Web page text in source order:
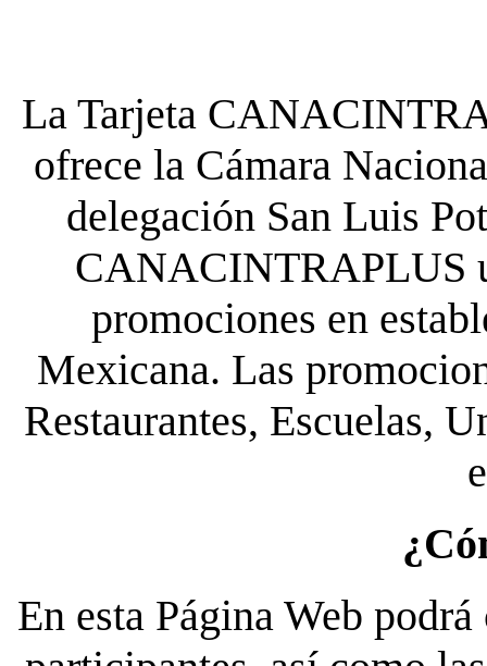
La Tarjeta
ofrece la Cámara
delegación San Luis
CANACINTRAPLUS
promociones en
Mexicana. Las
Restaurantes, Escuelas,
En esta Página Web